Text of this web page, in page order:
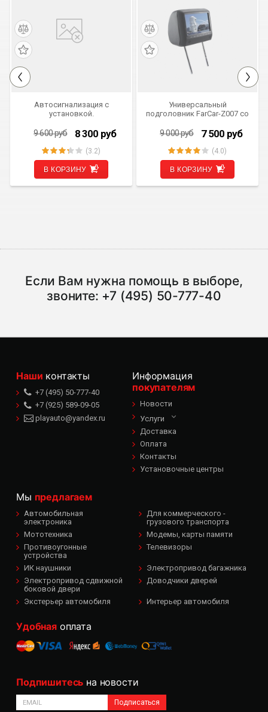
Автосигнализация с
установкой.
9 600руб 8 300 руб
(3.2)
В КОРЗИНУ
Универсальный
подголовник FarCar-Z007 со
LCD монитором (серый)
9 000руб 7 500 руб
(4.0)
В КОРЗИНУ
Если Вам нужна помощь в выборе,
звоните: +7 (495) 50-777-40
Наши контакты
+7 (495) 50-777-40
+7 (925) 589-09-05
playauto@yandex.ru
Информация
покупателям
Новости
Услуги
Доставка
Оплата
Контакты
Установочные центры
Мы предлагаем
Автомобильная
электроника
Для коммерческого -
грузового транспорта
Мототехника
Модемы, карты памяти
Противоугонные
устройства
Телевизоры
ИК наушники
Электропривод багажника
Электропривод сдвижной
боковой двери
Доводчики дверей
Экстерьер автомобиля Интерьер автомобиля
Удобнаяоплата
Подпишитесь на новости
Подписаться